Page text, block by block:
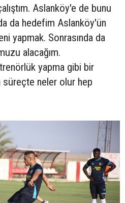
Aslanköy'e de bunu
da hedefim Aslanköy'ün
yapmak. Sonrasında da
alacağım.
yapma gibi bir
neler olur hep